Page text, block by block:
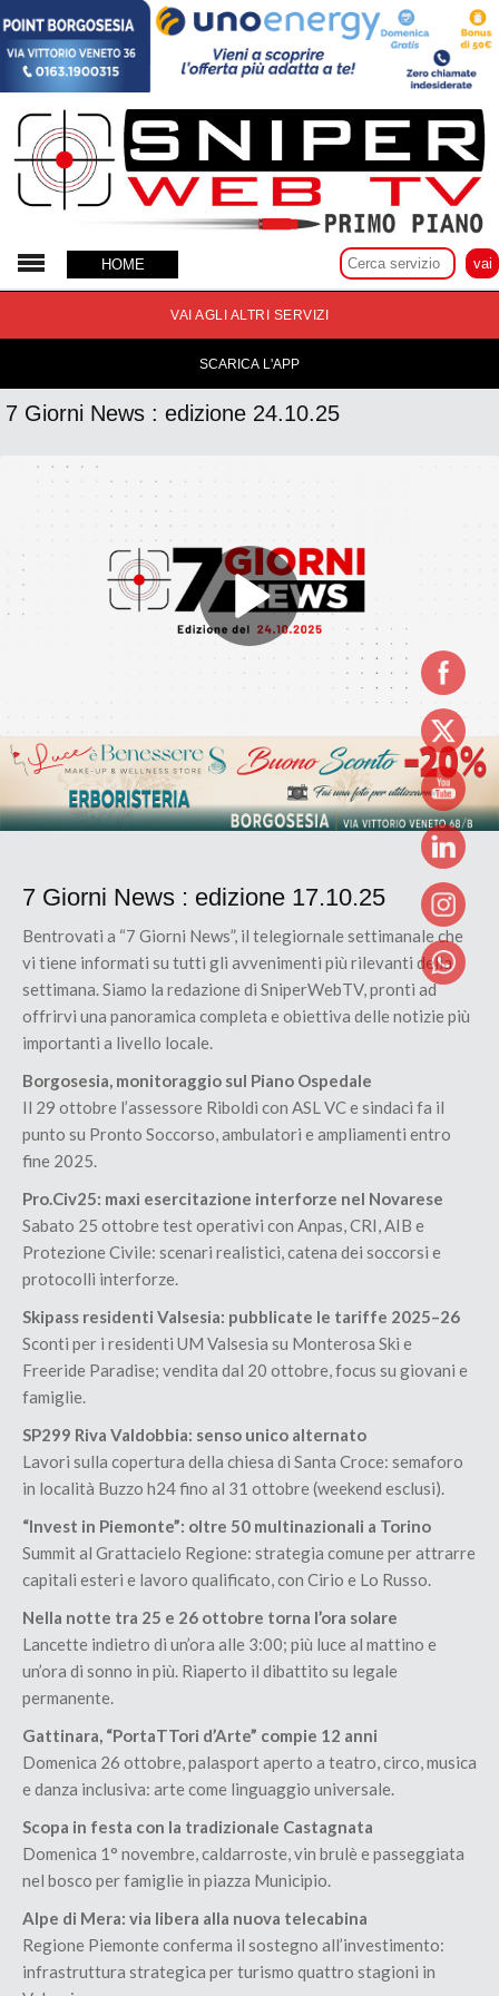
HOME
VAI AGLI ALTRI SERVIZI
SCARICA L'APP
7 Giorni News : edizione 24.10.25
7 Giorni News : edizione 17.10.25
Bentrovati a “7 Giorni News”, il telegiornale settimanale che
vi tiene informati su tutti gli avvenimenti più rilevanti della
settimana. Siamo la redazione di SniperWebTV, pronti ad
offrirvi una panoramica completa e obiettiva delle notizie più
importanti a livello locale.
Borgosesia, monitoraggio sul Piano Ospedale
Il 29 ottobre l’assessore Riboldi con ASL VC e sindaci fa il
punto su Pronto Soccorso, ambulatori e ampliamenti entro
fine 2025.
Pro.Civ25: maxi esercitazione interforze nel Novarese
Sabato 25 ottobre test operativi con Anpas, CRI, AIB e
Protezione Civile: scenari realistici, catena dei soccorsi e
protocolli interforze.
Skipass residenti Valsesia: pubblicate le tariffe 2025–26
Sconti per i residenti UM Valsesia su Monterosa Ski e
Freeride Paradise; vendita dal 20 ottobre, focus su giovani e
famiglie.
SP299 Riva Valdobbia: senso unico alternato
Lavori sulla copertura della chiesa di Santa Croce: semaforo
in località Buzzo h24 fino al 31 ottobre (weekend esclusi).
“Invest in Piemonte”: oltre 50 multinazionali a Torino
Summit al Grattacielo Regione: strategia comune per attrarre
capitali esteri e lavoro qualificato, con Cirio e Lo Russo.
Nella notte tra 25 e 26 ottobre torna l’ora solare
Lancette indietro di un’ora alle 3:00; più luce al mattino e
un’ora di sonno in più. Riaperto il dibattito su legale
permanente.
Gattinara, “PortaTTori d’Arte” compie 12 anni
Domenica 26 ottobre, palasport aperto a teatro, circo, musica
e danza inclusiva: arte come linguaggio universale.
Scopa in festa con la tradizionale Castagnata
Domenica 1° novembre, caldarroste, vin brulè e passeggiata
nel bosco per famiglie in piazza Municipio.
Alpe di Mera: via libera alla nuova telecabina
Regione Piemonte conferma il sostegno all’investimento:
infrastruttura strategica per turismo quattro stagioni in